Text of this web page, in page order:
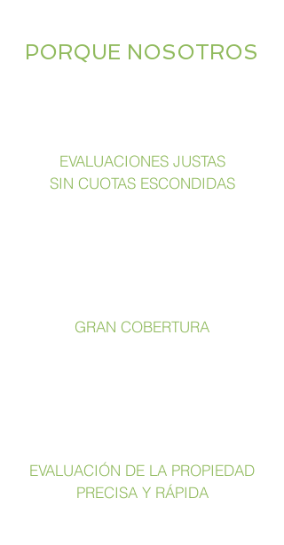
PORQUE NOSOTROS
EVALUACIÓN DE LA PROPIEDAD
PRECISA Y RÁPIDA
EVALUACIONES JUSTAS
SIN CUOTAS ESCONDIDAS
GRAN COBERTURA